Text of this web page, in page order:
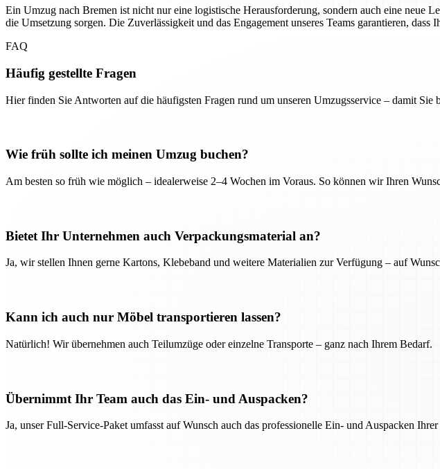
Ein Umzug nach Bremen ist nicht nur eine logistische Herausforderung, sondern auch eine
die Umsetzung sorgen. Die Zuverlässigkeit und das Engagement unseres Teams garantieren,
FAQ
Häufig gestellte Fragen
Hier finden Sie Antworten auf die häufigsten Fragen rund um unseren Umzugsservice – damit Sie
Wie früh sollte ich meinen Umzug buchen?
Am besten so früh wie möglich – idealerweise 2–4 Wochen im Voraus. So können wir Ihren
Bietet Ihr Unternehmen auch Verpackungsmaterial an?
Ja, wir stellen Ihnen gerne Kartons, Klebeband und weitere Materialien zur Verfügung – auf
Kann ich auch nur Möbel transportieren lassen?
Natürlich! Wir übernehmen auch Teilumzüge oder einzelne Transporte – ganz nach Ihrem Bedarf.
Übernimmt Ihr Team auch das Ein- und Auspacken?
Ja, unser Full-Service-Paket umfasst auf Wunsch auch das professionelle Ein- und Auspacken